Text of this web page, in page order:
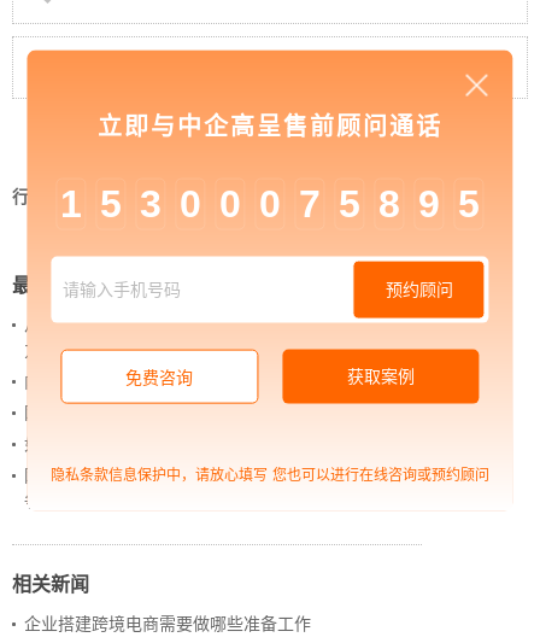
行业资讯 企业网站搭建需要注意的三个要点
最新新闻
从 “黑神话：悟空” 的成功，看企业网站如何撬动品牌
力量
内容管理：媒体资讯网站搭建的隐藏大BOSS
网站进化的终极形态，你了解吗？
如何借助设计服务打造超级品牌？
网站上线后，如何做好运营工作，让网站持续具备竞
争力？
相关新闻
企业搭建跨境电商需要做哪些准备工作
立即与中企高呈售前顾问通话
1 5 3 0 0 0 7 5 8 9 5
预约顾问
免费咨询 获取案例
隐私条款信息保护中，请放心填写 您也可以进行在线咨询或预约顾问